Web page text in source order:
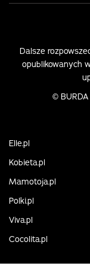
Dalsze
opublikowanych
©
Elle.pl
Kobieta.pl
Mamotoja.pl
Polki.pl
Viva.pl
Cocolita.pl